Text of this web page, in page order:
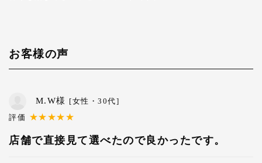
お客様の声
M.W様 [女性・30代]
店舗で直接見て選べたので良かったです。